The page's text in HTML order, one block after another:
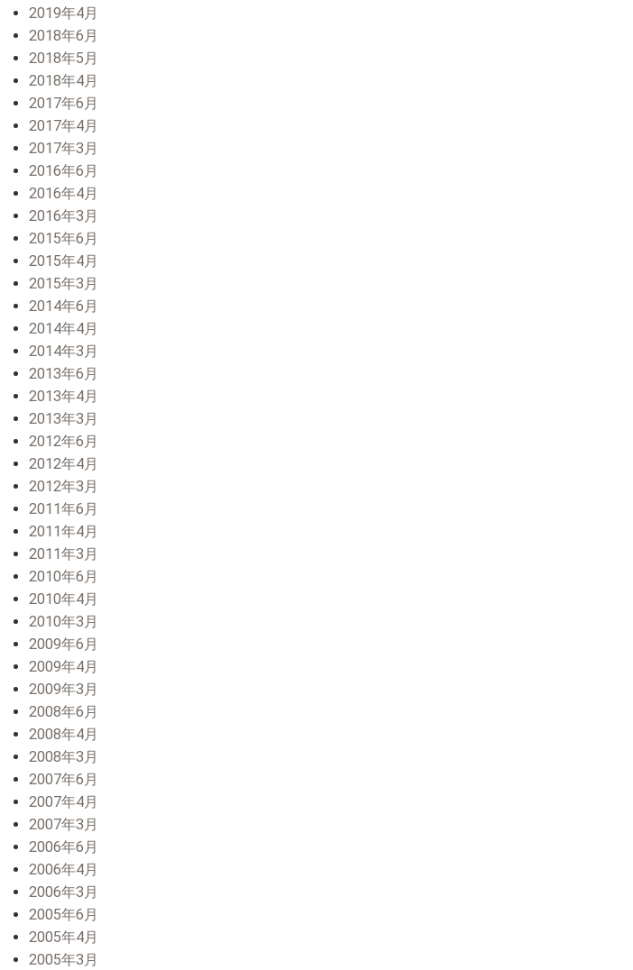
2019年4月
2018年6月
2018年5月
2018年4月
2017年6月
2017年4月
2017年3月
2016年6月
2016年4月
2016年3月
2015年6月
2015年4月
2015年3月
2014年6月
2014年4月
2014年3月
2013年6月
2013年4月
2013年3月
2012年6月
2012年4月
2012年3月
2011年6月
2011年4月
2011年3月
2010年6月
2010年4月
2010年3月
2009年6月
2009年4月
2009年3月
2008年6月
2008年4月
2008年3月
2007年6月
2007年4月
2007年3月
2006年6月
2006年4月
2006年3月
2005年6月
2005年4月
2005年3月